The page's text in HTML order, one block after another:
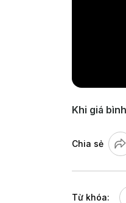
Khi giá
Chia sẻ
Từ khóa: